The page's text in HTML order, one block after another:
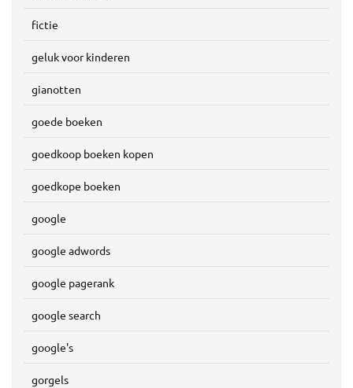
fictie
geluk voor kinderen
gianotten
goede boeken
goedkoop boeken kopen
goedkope boeken
google
google adwords
google pagerank
google search
google's
gorgels